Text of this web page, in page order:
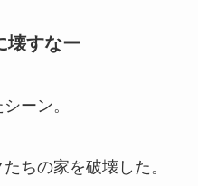
壊すなー
ーン。
ちの家を破壊した。